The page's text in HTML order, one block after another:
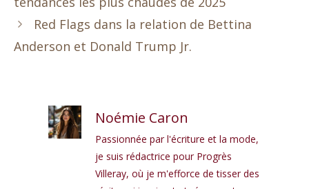
Red Flags dans la relation de Bettina
Anderson et Donald Trump Jr.
Noémie Caron
Passionnée par l'écriture et la mode,
je suis rédactrice pour Progrès
Villeray, où je m'efforce de tisser des